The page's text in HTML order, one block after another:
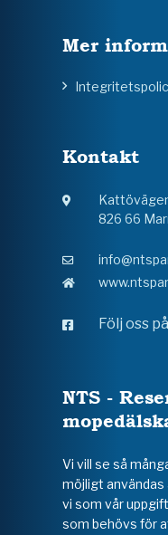
Mer
Kontakt
826 66
Följ oss
NTS -
Vi vill se så
möjligt
vi som vår
som behövs för